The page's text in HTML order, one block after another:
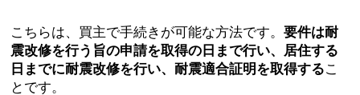
こちらは、買主で手続きが可能な方法です。要件は耐
震改修を行う旨の申請を取得の日まで行い、居住する
日までに耐震改修を行い、耐震適合証明を取得するこ
とです。